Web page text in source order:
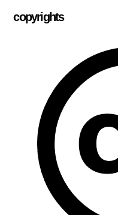
copyrights